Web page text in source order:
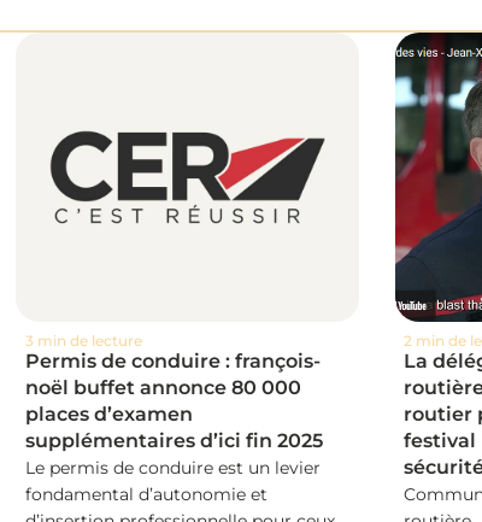
3 min de lecture
Permis de conduire : françois-
noël buffet annonce 80 000
places d’examen
supplémentaires d’ici fin 2025
Le permis de conduire est un levier
fondamental d’autonomie et
2 min de
La
routier
festival